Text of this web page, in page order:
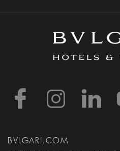
https://
BVLGARI.COM